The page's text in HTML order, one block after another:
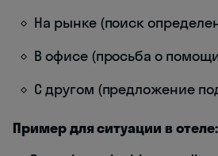
На рынке (поиск
В офисе (просьба о
С другом (предложение
Пример для ситуации в отеле: